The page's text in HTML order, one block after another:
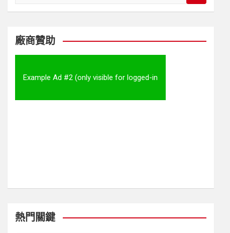
a
c
廠商贊助
Example Ad #2 (only visible for logged-in
熱門關鍵